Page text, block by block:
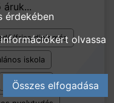
áruk...
friss diplomás
iskola
Gimnázium
érdekében
olvassa
Összes elfogadása